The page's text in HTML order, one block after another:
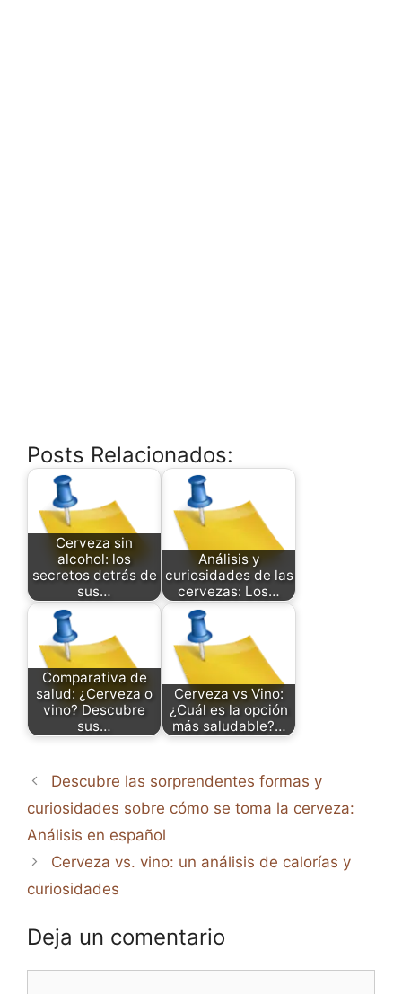
Posts Relacionados:
Cerveza sin
alcohol: los
secretos detrás de
sus…
Análisis y
curiosidades de las
cervezas: Los…
Comparativa de
salud: ¿Cerveza o
vino? Descubre
sus…
Cerveza vs Vino:
¿Cuál es la opción
más saludable?…
Descubre las sorprendentes formas y
curiosidades sobre cómo se toma la cerveza:
Análisis en español
Cerveza vs. vino: un análisis de calorías y
curiosidades
Deja un comentario